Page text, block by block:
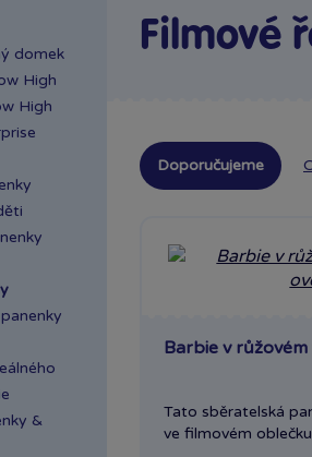
domek
High
High
&
Filmové
Doporučujeme
Barbie v
Tato sběratelská
ve filmovém